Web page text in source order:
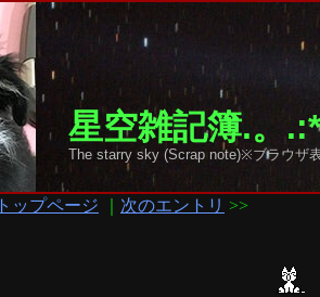
星空雑記簿.。
The starry sky (Scrap note)※ブラウザ
トップページ 次のエントリ >>